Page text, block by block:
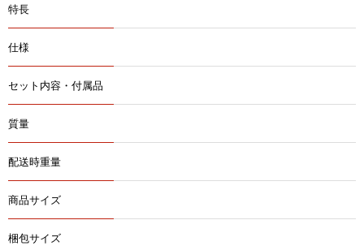
特長
仕様
セット内容・付属品
質量
配送時重量
商品サイズ
梱包サイズ